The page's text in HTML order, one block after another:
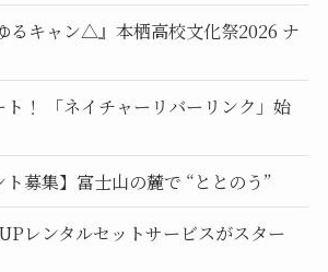
るキャン△』本栖高校文化祭2026 ナ
！ 「ネイチャーリバーリンク」始
ト募集】富士山の麓で “ととのう”
レンタルセットサービスがスター